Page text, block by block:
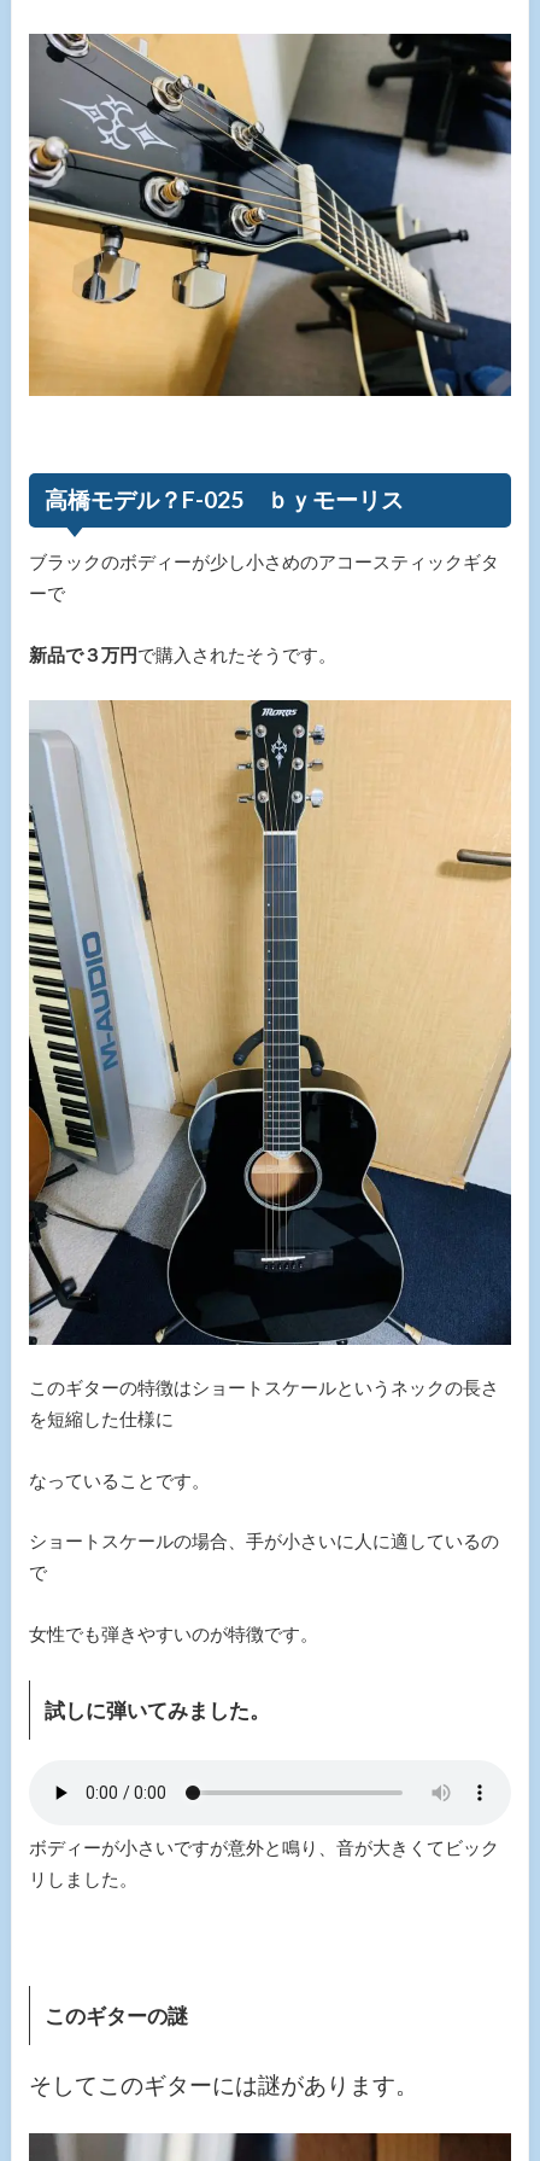
高橋モデル？F-025 ｂｙモーリス
ブラックのボディーが少し小さめのアコースティックギタ
ーで
新品で３万円で購入されたそうです。
このギターの特徴はショートスケールというネックの長さ
を短縮した仕様に
なっていることです。
ショートスケールの場合、手が小さいに人に適しているの
で
女性でも弾きやすいのが特徴です。
試しに弾いてみました。
ボディーが小さいですが意外と鳴り、音が大きくてビック
リしました。
このギターの謎
そしてこのギターには謎があります。